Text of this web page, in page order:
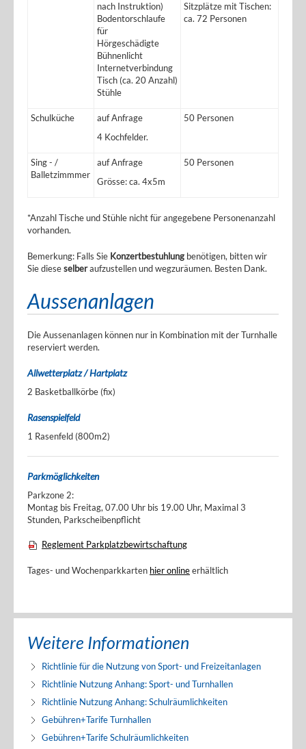
nach Instruktion)
Bodentorschlaufe
für
Hörgeschädigte
Bühnenlicht
Internetverbindung
Tisch (ca. 20 Anzahl)
Stühle
Sitzplätze mit Tischen:
ca. 72 Personen
Schulküche
auf Anfrage
4 Kochfelder.
50 Personen
Sing - /
Balletzimmmer
auf Anfrage
Grösse: ca. 4x5m
50 Personen
*Anzahl Tische und Stühle nicht für angegebene Personenanzahl
vorhanden.
Bemerkung: Falls Sie Konzertbestuhlung benötigen, bitten wir
Sie dieseselberaufzustellen und wegzuräumen. Besten Dank.
Aussenanlagen
Die Aussenanlagen können nur in Kombination mit der Turnhalle
reserviert werden.
Allwetterplatz / Hartplatz
2 Basketballkörbe (fix)
Rasenspielfeld
1 Rasenfeld (800m2)
Parkmöglichkeiten
Parkzone 2:
Montag bis Freitag, 07.00 Uhr bis 19.00 Uhr, Maximal 3
Stunden, Parkscheibenpflicht
Reglement Parkplatzbewirtschaftung
Tages- und Wochenparkkarten hier onlineerhältlich
Weitere Informationen
Richtlinie für die Nutzung von Sport- und Freizeitanlagen
Richtlinie Nutzung Anhang: Sport- und Turnhallen
Richtlinie Nutzung Anhang: Schulräumlichkeiten
Gebühren+Tarife Turnhallen
Gebühren+Tarife Schulräumlichkeiten